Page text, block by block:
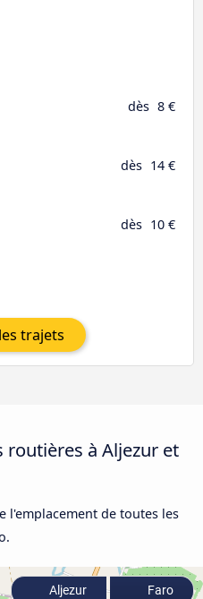
dès 8 €
dès 14 €
dès 10 €
trajets
routières à Aljezur et
l'emplacement de toutes les
Aljezur Faro